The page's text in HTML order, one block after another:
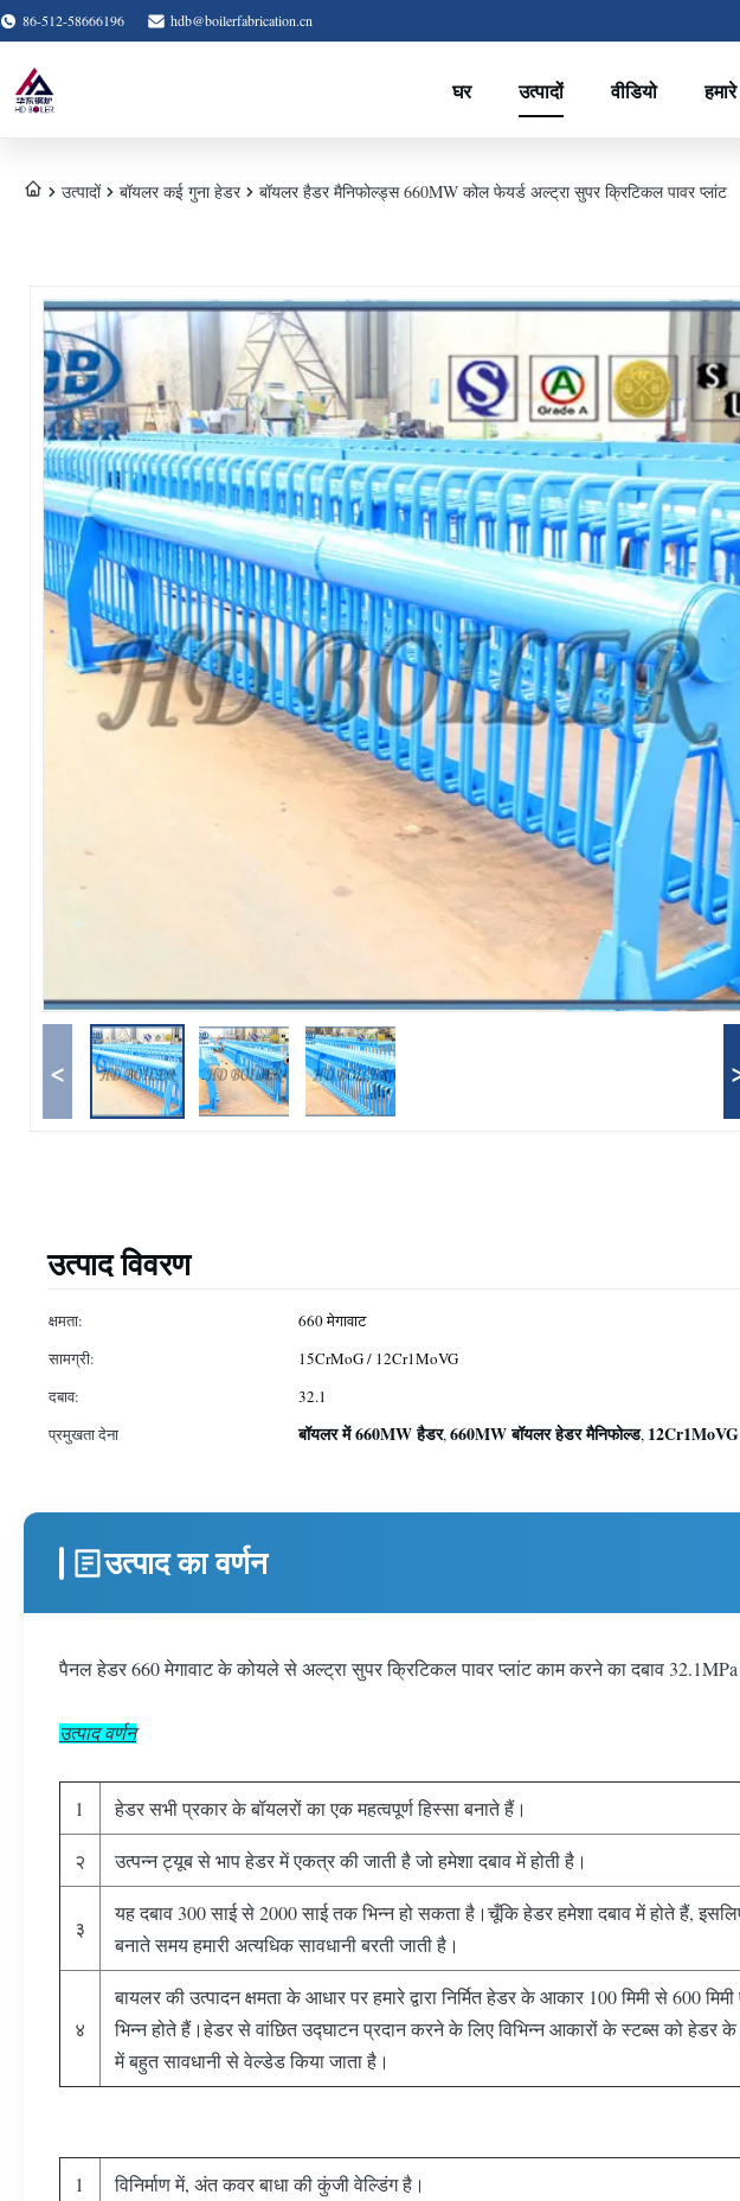
86-512-58666196 hdb@boilerfabrication.cn
घर उत्पादों वीडियो
उत्पादों बॉयलर कई गुना हेडर बॉयलर हैडर मैनिफोल्ड्स 660MW कोल फेयर्ड अल्ट्रा सुपर क्रिटिकल पावर प्लांट
<
उत्पाद विवरण
क्षमता: 660 मेगावाट
सामग्री:
15CrMoG / 12Cr1MoVG
दबाव:
32.1
प्रमुखता देना
बॉयलर में 660MW हैडर,660MW बॉयलर हेडर मैनिफोल्ड,
उत्पाद का वर्णन
पैनल हेडर 660 मेगावाट के कोयले से अल्ट्रा सुपर क्रिटिकल पावर प्लांट काम करने का दबाव 32.1MPa
उत्पाद वर्णन
1 हेडर सभी प्रकार के बॉयलरों का एक महत्वपूर्ण हिस्सा बनाते हैं।
२ उत्पन्न ट्यूब से भाप हेडर में एकत्र की जाती है जो हमेशा दबाव में होती है।
३
यह दबाव 300 साई से 2000 साई तक भिन्न हो सकता है।चूँकि हेडर हमेशा दबाव में होते हैं,
बनाते समय हमारी अत्यधिक सावधानी बरती जाती है।
४
बायलर की उत्पादन क्षमता के आधार पर हमारे द्वारा निर्मित हेडर के आकार 100 मिमी से 600
भिन्न होते हैं।हेडर से वांछित उद्घाटन प्रदान करने के लिए विभिन्न आकारों के स्टब्स को हेडर
में बहुत सावधानी से वेल्डेड किया जाता है।
1 विनिर्माण में, अंत कवर बाधा की कुंजी वेल्डिंग है।